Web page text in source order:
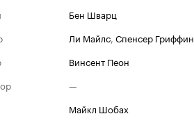
Бен Шварц
Ли Майлс, Спенсер Гриффин
Винсент Пеон
—
Майкл Шобах